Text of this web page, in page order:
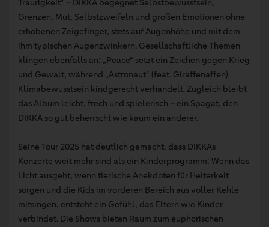
Traurigkeit“ – DIKKA begegnet Selbstbewusstsein,
Grenzen, Mut, Selbstzweifeln und großen Emotionen ohne
erhobenen Zeigefinger, stets auf Augenhöhe und mit dem
ihm typischen Augenzwinkern. Gesellschaftliche Themen
klingen ebenfalls an: „Peace“ setzt ein Zeichen gegen Krieg
und Gewalt, während „Astronaut“ (feat. Giraffenaffen)
Klimabewusstsein kindgerecht verhandelt. Zugleich bleibt
das Album leicht, frech und spielerisch – ein Spagat, den
DIKKA so gut beherrscht wie kaum ein anderer.
Seine Tour 2025 hat deutlich gemacht, dass DIKKAs
Konzerte weit mehr sind als ein Kinderprogramm: Wenn das
Licht ausgeht, wenn tierische Anekdoten für Heiterkeit
sorgen und die Kids im vorderen Bereich aus voller Kehle
mitsingen, entsteht ein Gefühl, das Eltern wie Kinder
verbindet. Die Shows bieten Raum zum euphorischen